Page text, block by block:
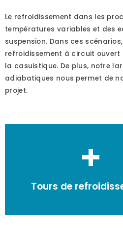
Le refroidissement dans les
températures variables et des
suspension. Dans ces
refroidissement à circuit
la casuistique. De plus, notre
adiabatiques nous permet de
projet.
Tours de
+